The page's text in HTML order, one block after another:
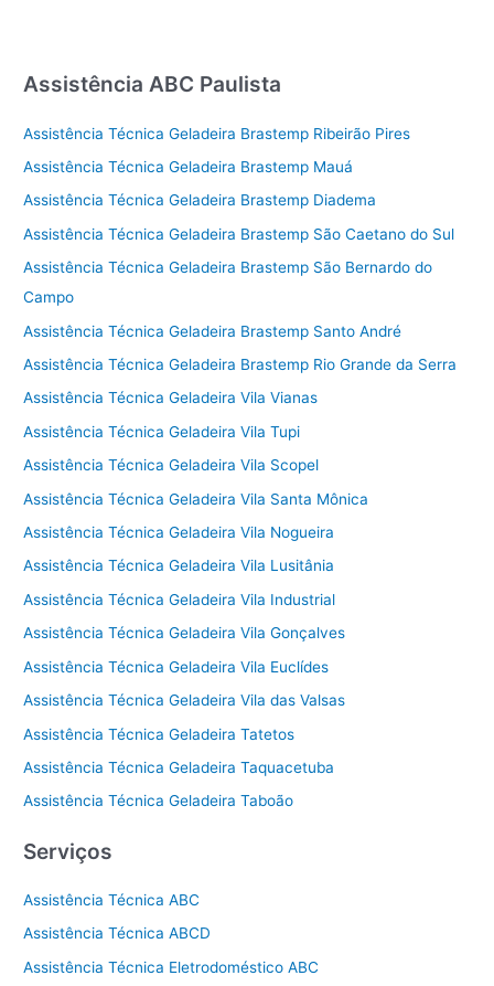
Assistência ABC Paulista
Assistência Técnica Geladeira Brastemp Ribeirão Pires
Assistência Técnica Geladeira Brastemp Mauá
Assistência Técnica Geladeira Brastemp Diadema
Assistência Técnica Geladeira Brastemp São Caetano do Sul
Assistência Técnica Geladeira Brastemp São Bernardo do
Campo
Assistência Técnica Geladeira Brastemp Santo André
Assistência Técnica Geladeira Brastemp Rio Grande da Serra
Assistência Técnica Geladeira Vila Vianas
Assistência Técnica Geladeira Vila Tupi
Assistência Técnica Geladeira Vila Scopel
Assistência Técnica Geladeira Vila Santa Mônica
Assistência Técnica Geladeira Vila Nogueira
Assistência Técnica Geladeira Vila Lusitânia
Assistência Técnica Geladeira Vila Industrial
Assistência Técnica Geladeira Vila Gonçalves
Assistência Técnica Geladeira Vila Euclídes
Assistência Técnica Geladeira Vila das Valsas
Assistência Técnica Geladeira Tatetos
Assistência Técnica Geladeira Taquacetuba
Assistência Técnica Geladeira Taboão
Serviços
Assistência Técnica ABC
Assistência Técnica ABCD
Assistência Técnica Eletrodoméstico ABC